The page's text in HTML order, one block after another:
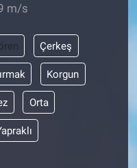
m/s
Çerkeş
Korgun
Orta